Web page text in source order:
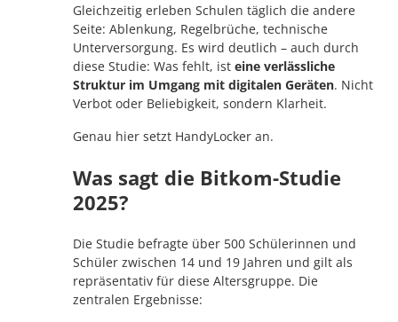
Gleichzeitig erleben Schulen täglich die andere
Seite: Ablenkung, Regelbrüche, technische
Unterversorgung. Es wird deutlich – auch durch
diese Studie: Was fehlt, isteine verlässliche
Struktur im Umgang mit digitalen Geräten. Nicht
Verbot oder Beliebigkeit, sondern Klarheit.
Genau hier setzt HandyLocker an.
Was sagt die Bitkom-Studie
2025?
Die Studie befragte über 500 Schülerinnen und
Schüler zwischen 14 und 19 Jahren und gilt als
repräsentativ für diese Altersgruppe. Die
zentralen Ergebnisse: